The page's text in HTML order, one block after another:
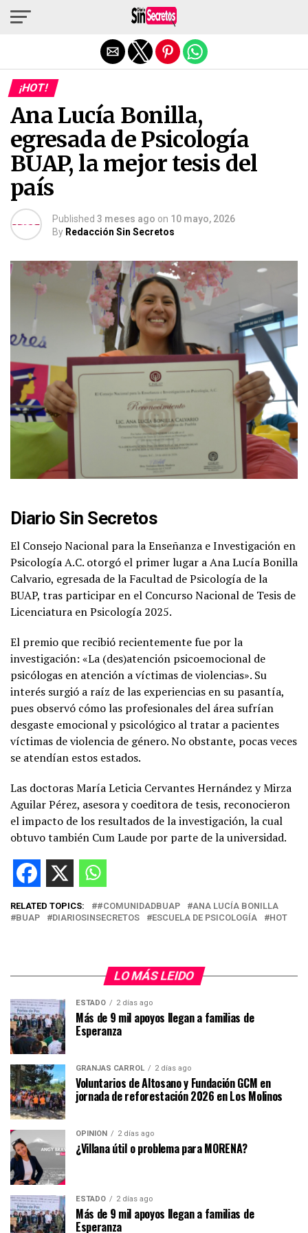
¡HOT!
Ana Lucía Bonilla,
egresada de Psicología
BUAP, la mejor tesis del
país
Published 3 meses ago on 10 mayo, 2026
By Redacción Sin Secretos
Diario Sin Secretos
El Consejo Nacional para la Enseñanza e Investigación en
Psicología A.C. otorgó el primer lugar a Ana Lucía Bonilla
Calvario, egresada de la Facultad de Psicología de la
BUAP, tras participar en el Concurso Nacional de Tesis de
Licenciatura en Psicología 2025.
El premio que recibió recientemente fue por la
investigación: «La (des)atención psicoemocional de
psicólogas en atención a víctimas de violencias». Su
interés surgió a raíz de las experiencias en su pasantía,
pues observó cómo las profesionales del área sufrían
desgaste emocional y psicológico al tratar a pacientes
víctimas de violencia de género. No obstante, pocas veces
se atendían estos estados.
Las doctoras María Leticia Cervantes Hernández y Mirza
Aguilar Pérez, asesora y coeditora de tesis, reconocieron
el impacto de los resultados de la investigación, la cual
obtuvo también Cum Laude por parte de la universidad.
RELATED TOPICS: #COMUNIDADBUAP
ANA LUCÍA BONILLA
BUAP
DIARIOSINSECRETOS ESCUELA DE PSICOLOGÍA HOT
LO MÁS LEIDO
ESTADO 2 días ago
Más de 9 mil apoyos llegan a familias de
Esperanza
GRANJAS CARROL 2 días ago
Voluntarios de Altosano y Fundación GCM en
jornada de reforestación 2026 en Los Molinos
OPINIÓN 2 días ago
¿Villana útil o problema para MORENA?
ESTADO 2 días ago
Más de 9 mil apoyos llegan a familias de
Esperanza
Salir de la versión móvil